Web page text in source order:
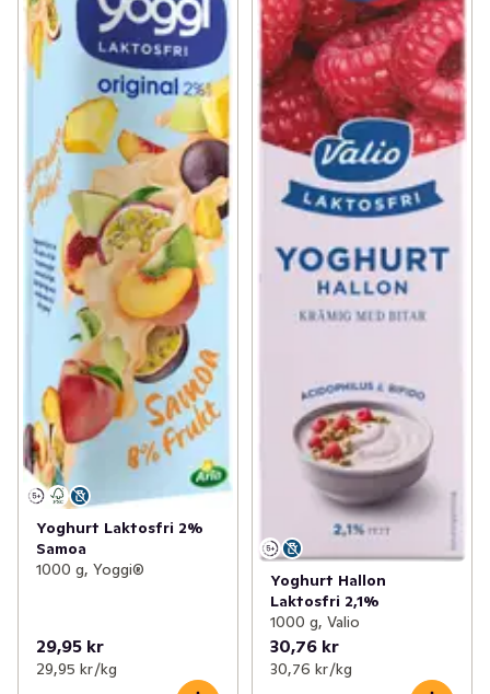
Yoghurt Laktosfri 2%
Samoa
1000 g, Yoggi®
29,95 kr
29,95 kr /kg
Yoghurt Hallon
Laktosfri 2,1%
1000 g, Valio
30,76 kr
30,76 kr /kg